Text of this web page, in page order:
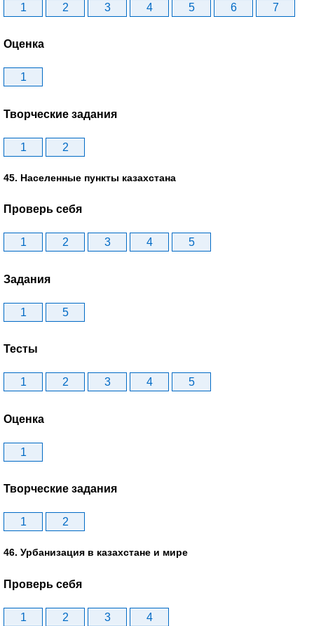
1 2 3 4 5 6 7
Оценка
1
Творческие задания
1 2
45. Населенные пункты казахстана
Проверь себя
1 2 3 4 5
Задания
1 5
Тесты
1 2 3 4 5
Оценка
1
Творческие задания
1 2
46. Урбанизация в казахстане и мире
Проверь себя
1 2 3 4